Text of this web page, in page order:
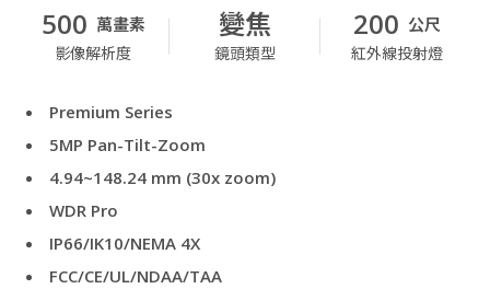
產品總覽
攝影機
整合周邊設備
網路錄影機
電子書與白皮書
支援文件與工具
技術支援
知識庫
聯絡我們
500 萬畫素
影像解析度
變焦
鏡頭類型
200 公尺
紅外線投射燈
Premium Series
5MP Pan-Tilt-Zoom
4.94~148.24 mm (30x zoom)
WDR Pro
IP66/IK10/NEMA 4X
FCC/CE/UL/NDAA/TAA